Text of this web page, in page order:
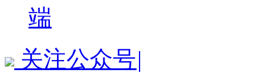
端
关注公众号|